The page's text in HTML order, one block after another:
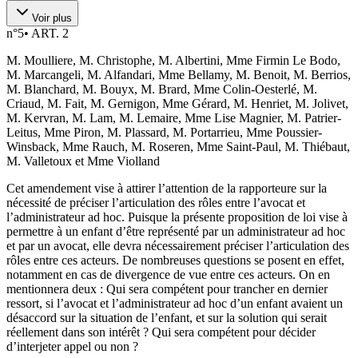
Voir plus
n°5• ART. 2
M. Moulliere, M. Christophe, M. Albertini, Mme Firmin Le Bodo,
M. Marcangeli, M. Alfandari, Mme Bellamy, M. Benoit, M. Berrios,
M. Blanchard, M. Bouyx, M. Brard, Mme Colin-Oesterlé, M.
Criaud, M. Fait, M. Gernigon, Mme Gérard, M. Henriet, M. Jolivet,
M. Kervran, M. Lam, M. Lemaire, Mme Lise Magnier, M. Patrier-
Leitus, Mme Piron, M. Plassard, M. Portarrieu, Mme Poussier-
Winsback, Mme Rauch, M. Roseren, Mme Saint-Paul, M. Thiébaut,
M. Valletoux et Mme Violland
Cet amendement vise à attirer l’attention de la rapporteure sur la
nécessité de préciser l’articulation des rôles entre l’avocat et
l’administrateur ad hoc. Puisque la présente proposition de loi vise à
permettre à un enfant d’être représenté par un administrateur ad hoc
et par un avocat, elle devra nécessairement préciser l’articulation des
rôles entre ces acteurs. De nombreuses questions se posent en effet,
notamment en cas de divergence de vue entre ces acteurs. On en
mentionnera deux : Qui sera compétent pour trancher en dernier
ressort, si l’avocat et l’administrateur ad hoc d’un enfant avaient un
désaccord sur la situation de l’enfant, et sur la solution qui serait
réellement dans son intérêt ? Qui sera compétent pour décider
d’interjeter appel ou non ?